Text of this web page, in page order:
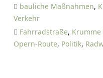
bauliche Maßnahmen,
Verkehr
Fahrradstraße, Krumme
Opern-Route, Politik,